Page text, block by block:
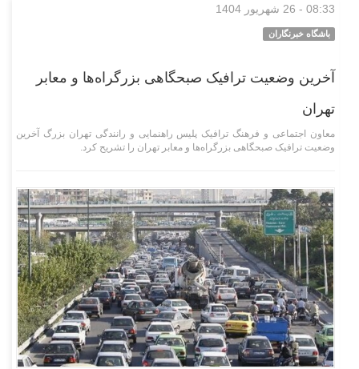
08:33 - 26 شهریور 1404
باشگاه خبرنگاران
آخرین وضعیت ترافیک صبحگاهی بزرگراه‌ها و معابر
تهران
معاون اجتماعی و فرهنگ ترافیک پلیس راهنمایی و رانندگی تهران بزرگ آخرین
وضعیت ترافیک صبحگاهی بزرگراه‌ها و معابر تهران را تشریح کرد.